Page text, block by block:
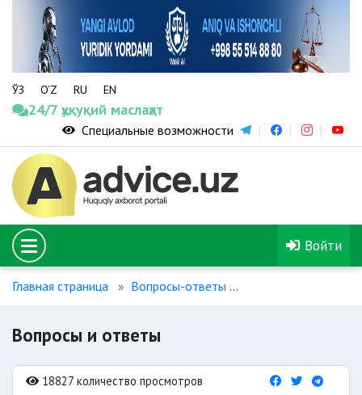
ЎЗ O‘Z RU EN
24/7 ҳуқуқий маслаҳат
Специальные возможности
Войти
Главная страница Вопросы-ответы
Вопросы и ответы
18827 количество просмотров